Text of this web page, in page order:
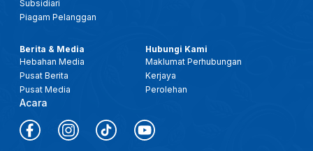
Subsidiari
Piagam Pelanggan
Berita & Media
Hebahan Media
Pusat Berita
Pusat Media
Acara
Hubungi Kami
Maklumat Perhubungan
Kerjaya
Perolehan